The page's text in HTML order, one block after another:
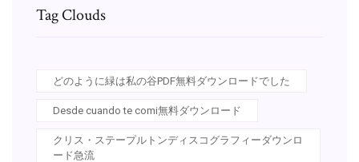
Tag Clouds
どのように緑は私の谷PDF無料ダウンロードでした
Desde cuando te comi無料ダウンロード
クリス・ステープルトンディスコグラフィーダウンロ
ード急流